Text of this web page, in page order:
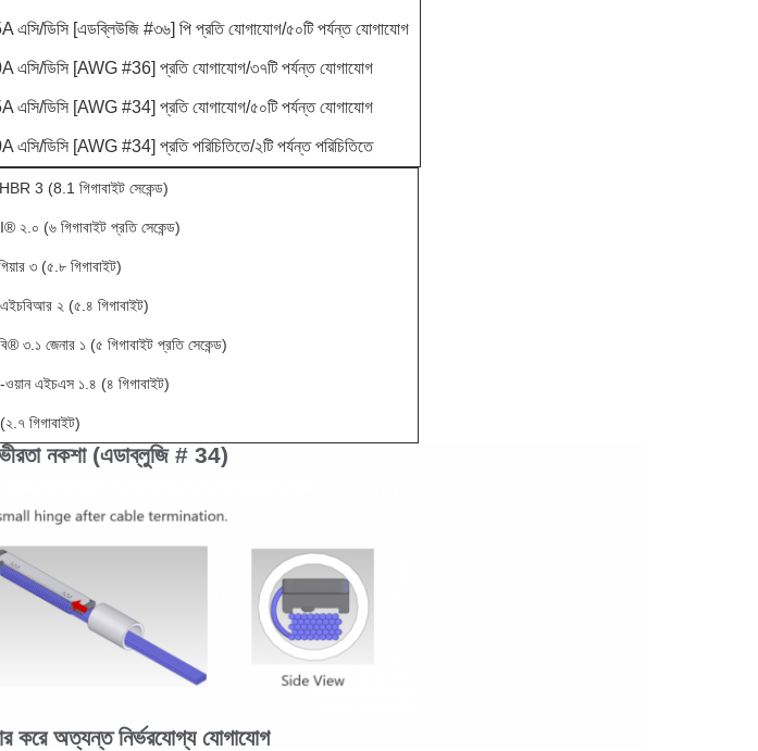
এসি/ডিসি [এডব্লিউজি #৩৬] পি প্রতি যোগাযোগ/৫০টি পর্যন্ত যোগাযোগ
এসি/ডিসি [AWG #36] প্রতি যোগাযোগ/৩৭টি পর্যন্ত যোগাযোগ
এসি/ডিসি [AWG #34] প্রতি যোগাযোগ/৫০টি পর্যন্ত যোগাযোগ
এসি/ডিসি [AWG #34] প্রতি পরিচিতিতে/২টি পর্যন্ত পরিচিতিতে
3 (8.1 গিগাবাইট সেকেন্ড)
২.০ (৬ গিগাবাইট প্রতি সেকেন্ড)
৩ (৫.৮ গিগাবাইট)
২ (৫.৪ গিগাবাইট)
৩.১ জেনার ১ (৫ গিগাবাইট প্রতি সেকেন্ড)
ওয়ান এইচএস ১.৪ (৪ গিগাবাইট)
গিগাবাইট)
নকশা (এডাব্লুজি # 34)
করে অত্যন্ত নির্ভরযোগ্য যোগাযোগ